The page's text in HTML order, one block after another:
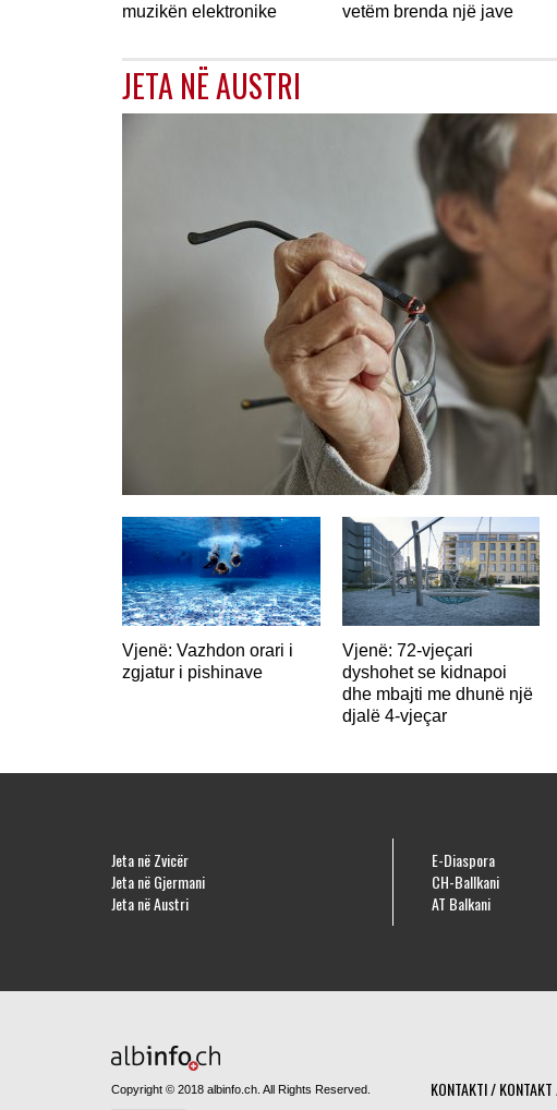
muzikën elektronike
vetëm brenda një jave
JETA NË AUSTRI
Vjenë: Vazhdon orari i
zgjatur i pishinave
Vjenë: 72-vjeçari
dyshohet se kidnapoi
dhe mbajti me dhunë një
djalë 4-vjeçar
Jeta në Zvicër
Jeta në Gjermani
Jeta në Austri
E-Diaspora
CH-Ballkani
AT Balkani
Copyright © 2018 albinfo.ch. All Rights Reserved.
KONTAKTI /